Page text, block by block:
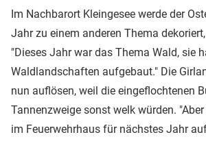
Im Nachbarort Kleingesee werde der
Jahr zu einem anderen Thema
"Dieses Jahr war das Thema Wald, sie
Waldlandschaften aufgebaut." Die
nun auflösen, weil die eingeflochtenen
Tannenzweige sonst welk würden.
im Feuerwehrhaus für nächstes Jahr